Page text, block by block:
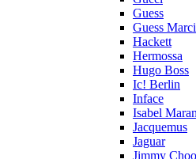
Guess
Guess
Hackett
Hermossa
Hugo Boss
Ic! Berlin
Inface
Isabel
Jacquemus
Jaguar
Jimmy Choo